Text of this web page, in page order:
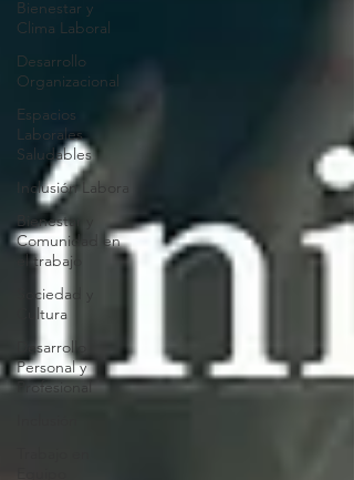
Bienestar y
Clima Laboral
Desarrollo
Organizacional
Espacios
Laborales
Saludables
Inclusión Labora
Bienestar y
Comunidad en
el trabajo
Sociedad y
Cultura
Desarrollo
Personal y
Profesional